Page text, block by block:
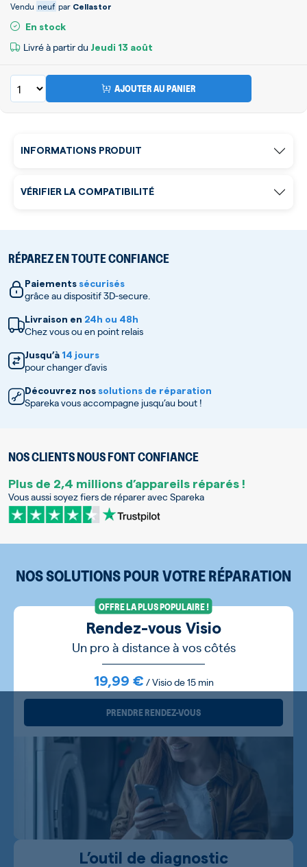
Vendu neuf par Cellastor
En stock
Livré à partir du Jeudi 13 août
AJOUTER AU PANIER
INFORMATIONS PRODUIT
RÉPAREZ EN TOUTE CONFIANCE
Paiements sécurisés
grâce au dispositif 3D-secure.
Livraison en 24h ou 48h
Chez vous ou en point relais
Jusqu’à 14 jours
pour changer d’avis
Découvrez nos solutions de réparation
Spareka vous accompagne jusqu’au bout !
NOS CLIENTS NOUS FONT CONFIANCE
Plus de 2,4 millions d’appareils réparés !
Vous aussi soyez fiers de réparer avec Spareka
VÉRIFIER LA COMPATIBILITÉ
NOS SOLUTIONS POUR VOTRE RÉPARATION
OFFRE LA PLUS POPULAIRE !
Rendez-vous Visio
Un pro à distance à vos côtés
19,99 € / Visio de 15 min
PRENDRE RENDEZ-VOUS
L’outil de diagnostic